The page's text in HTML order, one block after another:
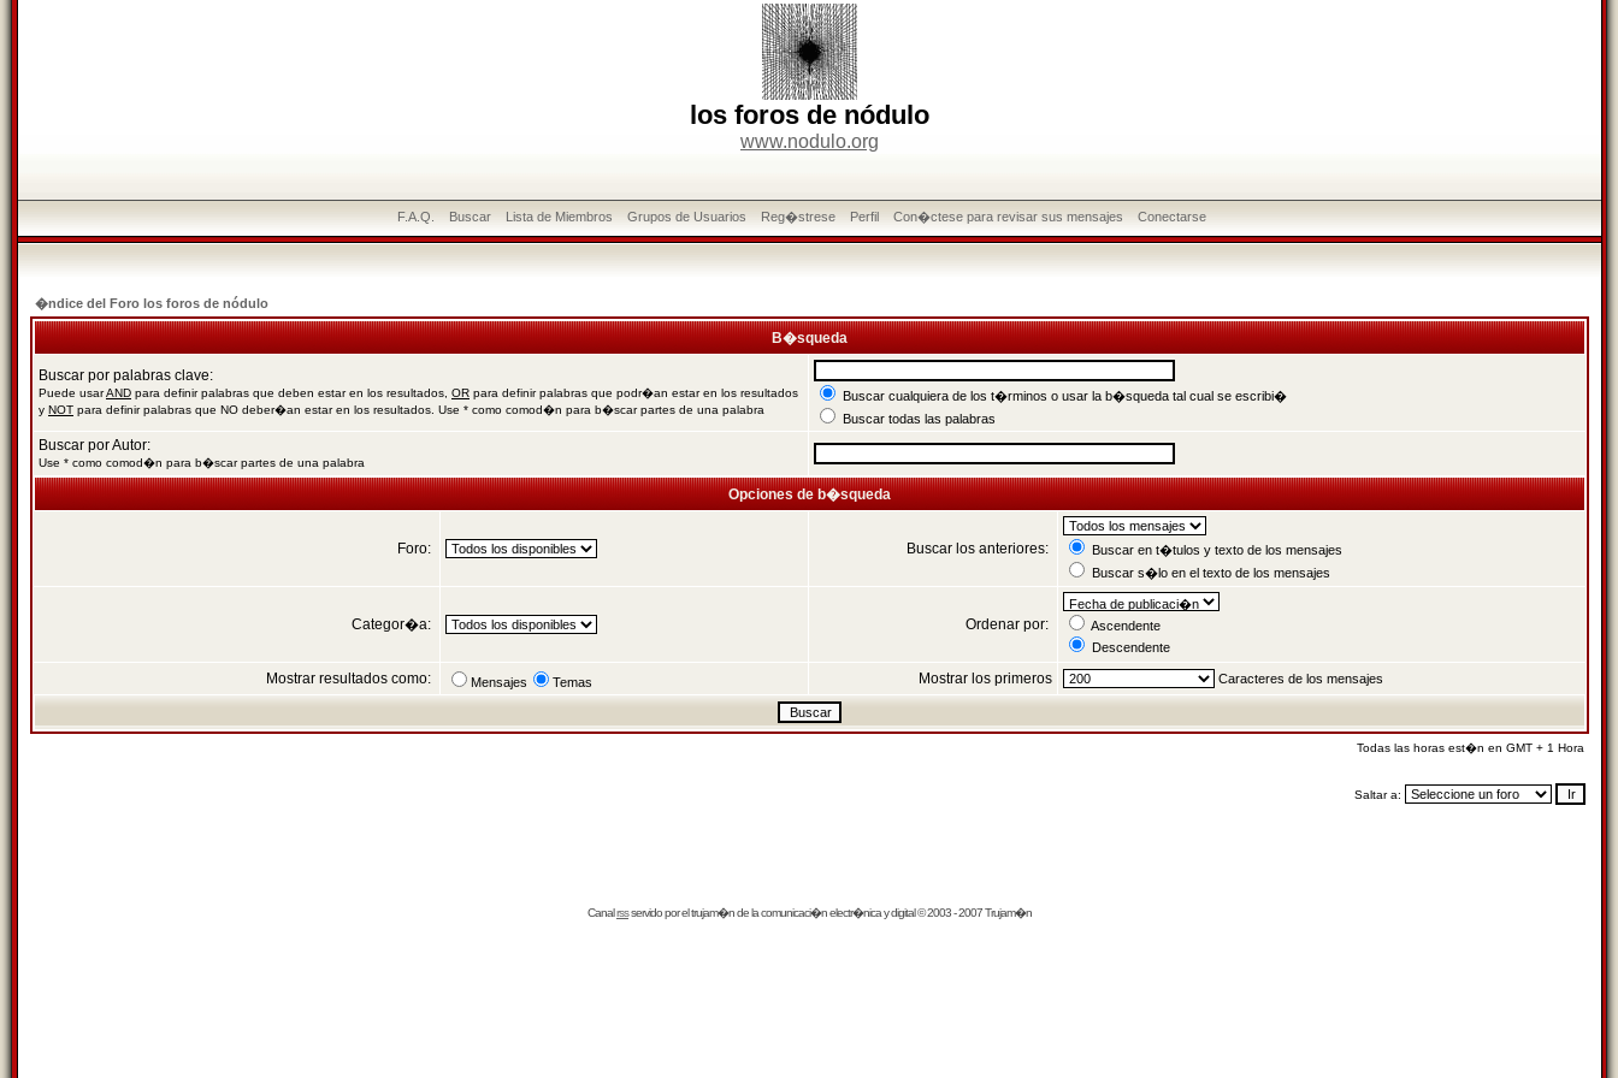
los foros de nódulo
www.nodulo.org
F.A.Q. Buscar Lista de Miembros Grupos de Usuarios Reg�strese Perfil Con�ctese para revisar sus mensajes Conectarse
�ndice del Foro los foros de nódulo
B�squeda
Buscar por palabras clave:
Puede usarAND para definir palabras que deben estar en los resultados, OR para definir palabras que podr�an estar en los resultados
y NOT para definir palabras que NO deber�an estar en los resultados. Use * como comod�n para b�scar partes de una palabra
Buscar cualquiera de los t�rminos o usar la b�squeda tal cual se escribi�
Buscar todas las palabras
Buscar por Autor:
Use * como comod�n para b�scar partes de una palabra
Opciones de b�squeda
Foro: Buscar los anteriores:
Buscar en t�tulos y texto de los mensajes
Buscar s�lo en el texto de los mensajes
Categor�a: Ordenar por:
Ascendente
Descendente
Mostrar resultados como: Mensajes Temas Mostrar los primeros Caracteres de los mensajes
Todas las horas est�n en GMT + 1 Hora
Saltar a:
Canalrssservido por eltrujam�nde la comunicaci�n electr�nica y digital © 2003 - 2007 Trujam�n